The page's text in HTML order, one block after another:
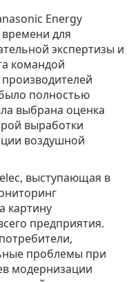
Energy
для
экспертизы и
командой
полностью
выбрана оценка
выработки
воздушной
выступающая в
картину
предприятия.
проблемы при
модернизации